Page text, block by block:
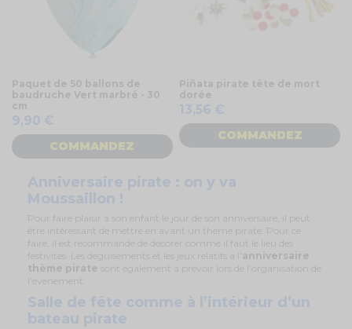
Paquet de 50 ballons de
baudruche Vert marbré - 30
cm
9,90 €
COMMANDEZ
Piñata pirate tête de mort
dorée
13,56 €
COMMANDEZ
Anniversaire pirate : on y va
Moussaillon !
Pour faire plaisir à son enfant le jour de son anniversaire, il peut
être intéressant de mettre en avant un thème pirate. Pour ce
faire, il est recommandé de décorer comme il faut le lieu des
festivités. Les déguisements et les jeux relatifs à l’
anniversaire
thème pirate sont également à prévoir lors de l’organisation de
l’événement.
Salle de fête comme à l’intérieur d’un
bateau pirate